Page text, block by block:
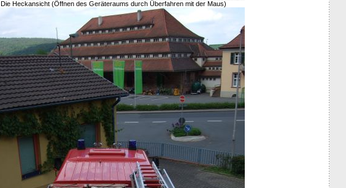
Die Heckansicht (Öffnen des Geräteraums durch Überfahren mit der Maus)